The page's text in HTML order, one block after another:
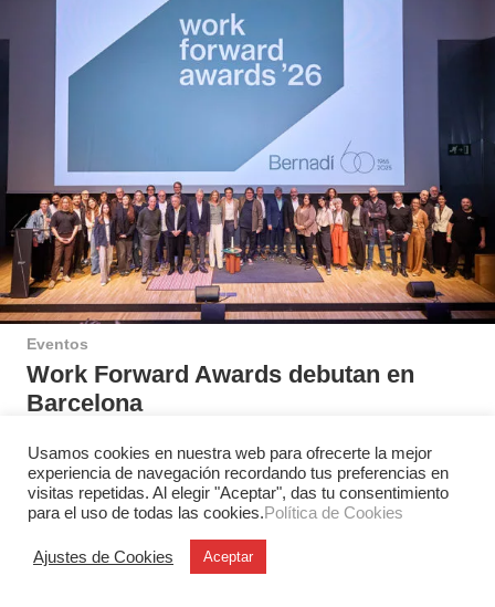
Eventos
Work Forward Awards debutan en
Barcelona
pasado 13 de mayo la gala de entrega de la primera
edición…
Usamos cookies en nuestra web para ofrecerte la mejor
experiencia de navegación recordando tus preferencias en
visitas repetidas. Al elegir "Aceptar", das tu consentimiento
para el uso de todas las cookies.Política de Cookies
Ajustes de Cookies Aceptar